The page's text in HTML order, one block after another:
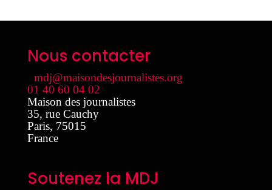
Nous contacter
mdj@maisondesjournalistes.org
01 40 60 04 02
Maison des journalistes
35, rue Cauchy
Paris, 75015
France
Soutenez la MDJ